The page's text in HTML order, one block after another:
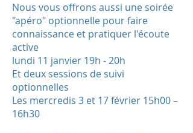
Nous vous offrons aussi une soirée
"apéro" optionnelle pour faire
connaissance et pratiquer l'écoute
active
lundi 11 janvier 19h - 20h
Et deux sessions de suivi
optionnelles
Les mercredis 3 et 17 février 15h00 –
16h30